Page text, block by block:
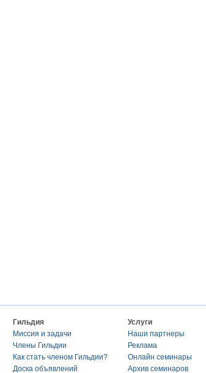
Гильдия
Миссия и задачи
Члены Гильдии
Как стать членом Гильдии?
Доска объявлений
Услуги
Наши партнеры
Реклама
Онлайн семинары
Архив семинаров